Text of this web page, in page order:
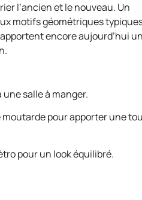
l’ancien et le nouveau. Un
motifs géométriques
encore aujourd’hui
salle à manger.
pour apporter une
pour un look équilibré.